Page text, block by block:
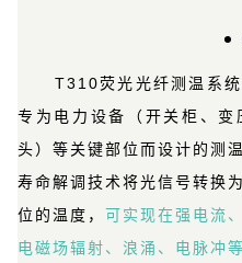
T310荧光光纤测温系
专为电力设备（开关柜、
头）等关键部位而设计的测
寿命解调技术将光信号转换
位的温度， 可实现在强电流
电磁场辐射、浪涌、电脉冲